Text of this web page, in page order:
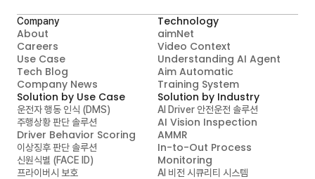
Company
About
Careers
Use Case
Tech Blog
Company News
Technology
aimNet
Video Context
Understanding AI Agent
Aim Automatic
Training System
Solution by Use Case
운전자 행동 인식 (DMS)
주행상황 판단 솔루션
Driver Behavior Scoring
이상징후 판단 솔루션
신원식별 (FACE ID)
프라이버시 보호
Solution by Industry
AI Driver 안전운전 솔루션
AI Vision Inspection
AMMR
In-to-Out Process
Monitoring
AI 비전 시큐리티 시스템